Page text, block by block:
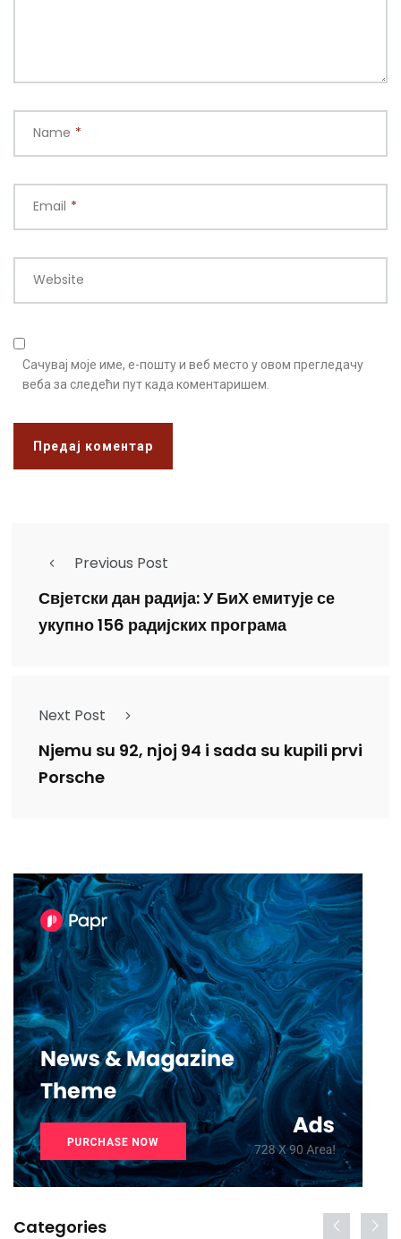
Name *
Email *
Website
Сачувај моје име, е-пошту и веб место у овом прегледачу
веба за следећи пут када коментаришем.
Previous Post
Свјетски дан радија: У БиХ емитује се
укупно 156 радијских програма
Next Post
Njemu su 92, njoj 94 i sada su kupili prvi
Porsche
Categories